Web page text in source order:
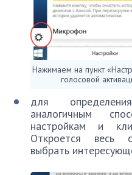
Нажимаем на пункт
голосовой
для
аналогичным
настройкам и
Откроется весь
выбрать